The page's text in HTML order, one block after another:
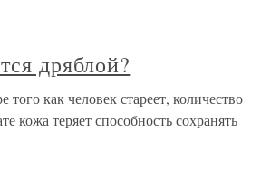
дряблой?
как человек стареет, количество
кожа теряет способность сохранять